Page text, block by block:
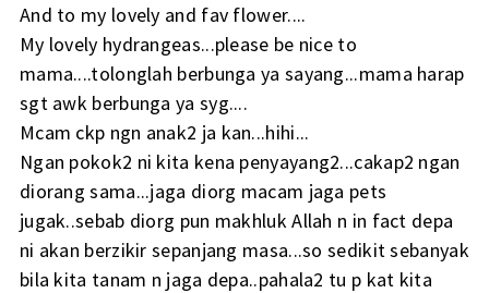
And to my lovely and fav flower....
My lovely hydrangeas...please be nice to
mama....tolonglah berbunga ya sayang...mama harap
sgt awk berbunga ya syg....
Mcam ckp ngn anak2 ja kan...hihi...
Ngan pokok2 ni kita kena penyayang2...cakap2 ngan
diorang sama...jaga diorg macam jaga pets
jugak..sebab diorg pun makhluk Allah n in fact depa
ni akan berzikir sepanjang masa...so sedikit sebanyak
bila kita tanam n jaga depa..pahala2 tu p kat kita